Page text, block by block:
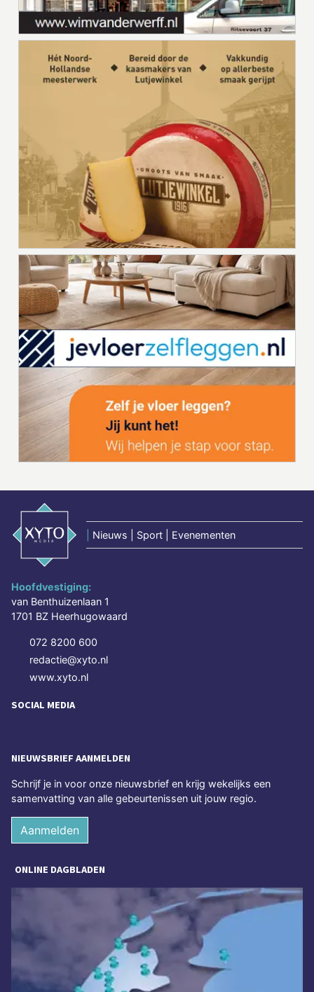
Nieuws | Sport | Evenementen
Hoofdvestiging:
van Benthuizenlaan 1
1701 BZ Heerhugowaard
072 8200 600
redactie@xyto.nl
www.xyto.nl
SOCIAL MEDIA
NIEUWSBRIEF AANMELDEN
Schrijf je in voor onze nieuwsbrief en krijg wekelijks een
samenvatting van alle gebeurtenissen uit jouw regio.
Aanmelden
ONLINE DAGBLADEN